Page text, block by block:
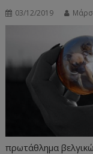
03/12/2019
πρωτάθλημα